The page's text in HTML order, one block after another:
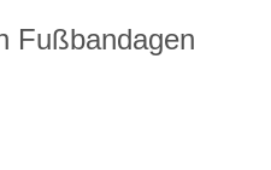
Fußbandagen